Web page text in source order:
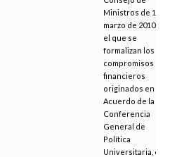
Ministros de 19 de
marzo de 2010, por
el que se
formalizan los
compromisos
financieros
originados en el
Acuerdo de la
Conferencia
General de
Política
Universitaria, en